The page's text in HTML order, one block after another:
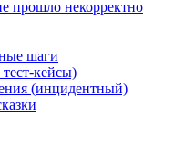
прошло некорректно
шаги
кейсы)
(инцидентный)